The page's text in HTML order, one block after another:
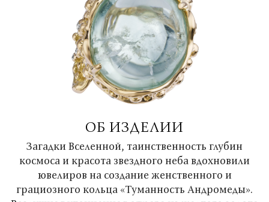
ОБ ИЗДЕЛИИ
Загадки Вселенной, таинственность глубин
космоса и красота звездного неба вдохновили
ювелиров на создание женственного и
грациозного кольца «Туманность Андромеды».